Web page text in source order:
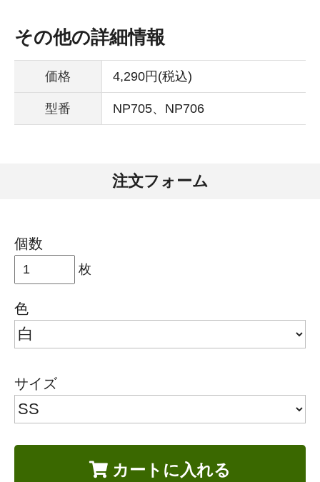
その他の詳細情報
価格 4,290円(税込)
型番 NP705、NP706
注文フォーム
個数
枚
色
サイズ
カートに入れる